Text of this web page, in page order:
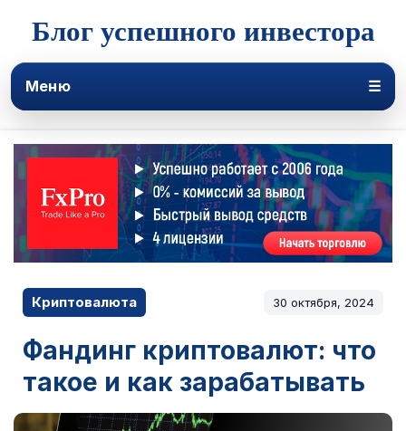
Блог успешного инвестора
Меню ☰
Криптовалюта 30 октября, 2024
Фандинг криптовалют: что
такое и как зарабатывать